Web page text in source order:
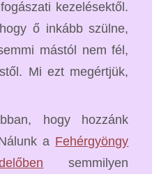
kezelésektől.
ő inkább szülne,
mástól nem fél,
Mi ezt megértjük,
hogy hozzánk
a Fehérgyöngy
semmilyen